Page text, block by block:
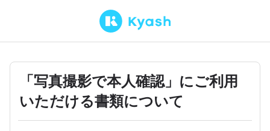
「写真撮影で本人確認」にご利用
いただける書類について